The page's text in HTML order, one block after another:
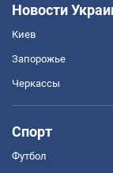
Новости
Киев
Запорожье
Черкассы
Спорт
Футбол